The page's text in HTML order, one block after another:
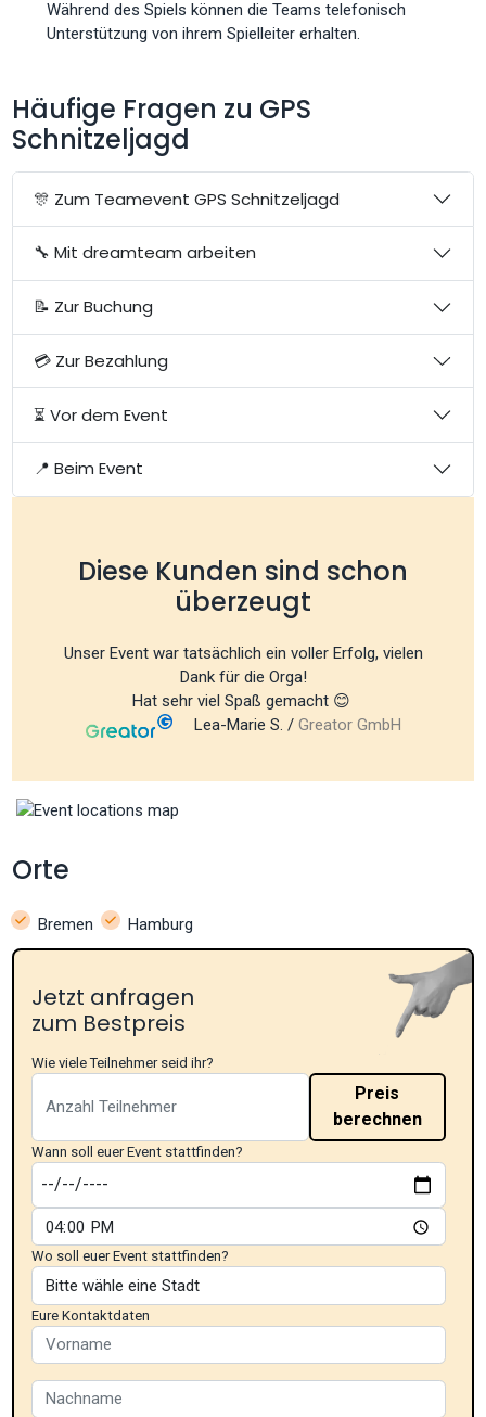
Während des Spiels können die Teams telefonisch
Unterstützung von ihrem Spielleiter erhalten.
Häufige Fragen zu GPS
Schnitzeljagd
🎊 Zum Teamevent GPS Schnitzeljagd
🔧 Mit dreamteam arbeiten
📝 Zur Buchung
💳 Zur Bezahlung
⏳ Vor dem Event
📍 Beim Event
Diese Kunden sind schon
überzeugt
Unser Event war tatsächlich ein voller Erfolg, vielen
Dank für die Orga!
Hat sehr viel Spaß gemacht 😊
Lea-Marie S. / Greator GmbH
Orte
Bremen Hamburg
Jetzt anfragen
zum Bestpreis
Wie viele Teilnehmer seid ihr?
Preis
berechnen
Wann soll euer Event stattfinden?
Wo soll euer Event stattfinden?
Eure Kontaktdaten